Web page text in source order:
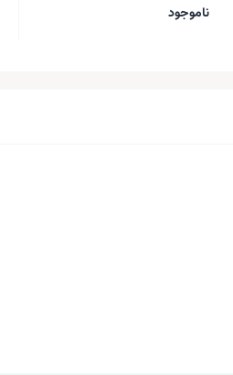
لیتر
ناموجود